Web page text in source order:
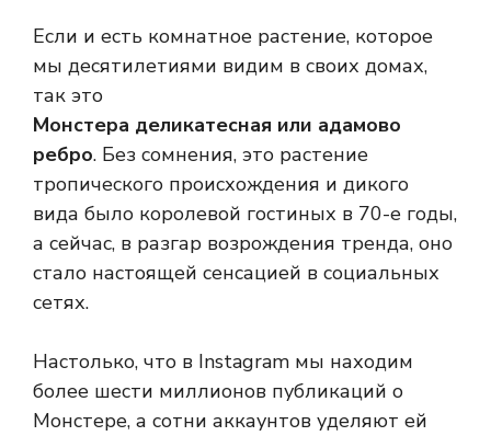
Если и есть комнатное растение, которое
мы десятилетиями видим в своих домах,
так это
Монстера деликатесная или адамово
ребро. Без сомнения, это растение
тропического происхождения и дикого
вида было королевой гостиных в 70-е годы,
а сейчас, в разгар возрождения тренда, оно
стало настоящей сенсацией в социальных
сетях.
Настолько, что в Instagram мы находим
более шести миллионов публикаций о
Монстере, а сотни аккаунтов уделяют ей